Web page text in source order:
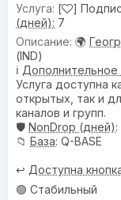
[
]
(дней): 7
🌍
(IND)
ℹ️ Дополнительное
Услуга доступна
открытых, так и
каналов и групп.
🛡️ NonDrop (дней):
📁 База: Q-BASE
↩️ Доступна
🟢 Стабильный